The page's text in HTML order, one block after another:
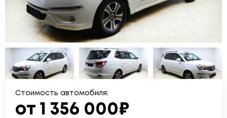
Стоимость автомобиля:
от 1 356 000₽